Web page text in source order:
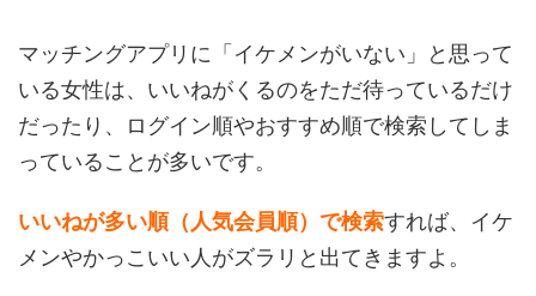
マッチングアプリに「イケメンがいない」と思って
いる女性は、いいねがくるのをただ待っているだけ
だったり、ログイン順やおすすめ順で検索してしま
っていることが多いです。
いいねが多い順（人気会員順）で検索すれば、イケ
メンやかっこいい人がズラリと出てきますよ。